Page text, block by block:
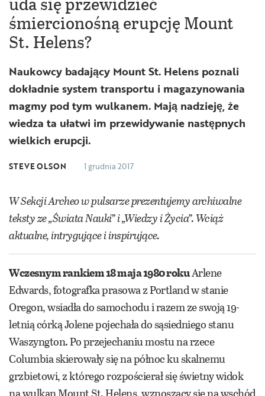
śmiercionośną erupcję Mount
St. Helens?
Naukowcy badający Mount St. Helens poznali
dokładnie system transportu i magazynowania
magmy pod tym wulkanem. Mają nadzieję, że
wiedza ta ułatwi im przewidywanie następnych
wielkich erupcji.
STEVE OLSON 1 grudnia 2017
W Sekcji Archeo w pulsarze prezentujemy archiwalne
teksty ze „Świata Nauki” i „Wiedzy i Życia”. Wciąż
aktualne, intrygujące i inspirujące.
Wczesnym rankiem 18 maja 1980 rokuArlene
Edwards, fotografka prasowa z Portland w stanie
Oregon, wsiadła do samochodu i razem ze swoją 19-
letnią córką Jolene pojechała do sąsiedniego stanu
Waszyngton. Po przejechaniu mostu na rzece
Columbia skierowały się na północ ku skalnemu
grzbietowi, z którego rozpościerał się świetny widok
na wulkan Mount St. Helens, wznoszący się na wschód